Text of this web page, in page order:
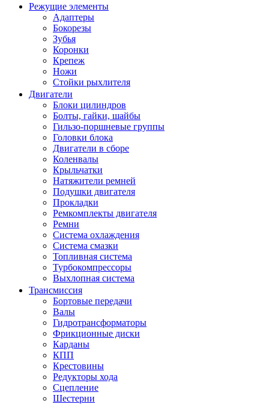
Режущие элементы
Адаптеры
Бокорезы
Зубья
Коронки
Крепеж
Ножи
Стойки рыхлителя
Двигатели
Блоки цилиндров
Болты, гайки, шайбы
Гильзо-поршневые группы
Головки блока
Двигатели в сборе
Коленвалы
Крыльчатки
Натяжители ремней
Подушки двигателя
Прокладки
Ремкомплекты двигателя
Ремни
Система охлаждения
Система смазки
Топливная система
Турбокомпрессоры
Выхлопная система
Трансмиссия
Бортовые передачи
Валы
Гидротрансформаторы
Фрикционные диски
Карданы
КПП
Крестовины
Редукторы хода
Сцепление
Шестерни